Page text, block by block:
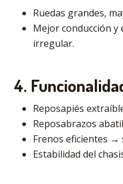
Ruedas grandes,
Mejor conducción
irregular.
4.
Reposapiés
Reposabrazos
Frenos eficientes →
Estabilidad del